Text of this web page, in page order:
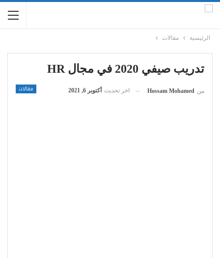
الرئيسية مقالات
تدريب صيفي 2020 في مجال HR
مقالات من Hossam Mohamed اخر تحديث أكتوبر 6, 2021